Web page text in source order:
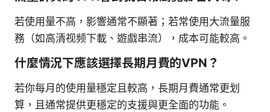
若使用量不高，影響通常不顯著；若常使用大流量服
務（如高清视频下載、遊戲串流），成本可能較高。
什麼情況下應該選擇長期月費的VPN？
若你每月的使用量穩定且較高，長期月費通常更划
算，且通常提供更穩定的支援與更全面的功能。